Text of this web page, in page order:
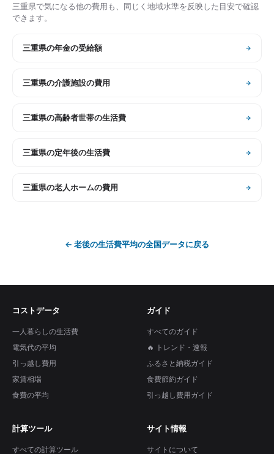
三重県で気になる他の費用も、同じく地域水準を反映した目安で確認
できます。
三重県の年金の受給額
三重県の介護施設の費用
三重県の高齢者世帯の生活費
三重県の定年後の生活費
三重県の老人ホームの費用
← 老後の生活費平均の全国データに戻る
コストデータ
一人暮らしの生活費
電気代の平均
引っ越し費用
家賃相場
食費の平均
ガイド
すべてのガイド
🔥 トレンド・速報
ふるさと納税ガイド
食費節約ガイド
引っ越し費用ガイド
計算ツール
すべての計算ツール
サイト情報
サイトについて